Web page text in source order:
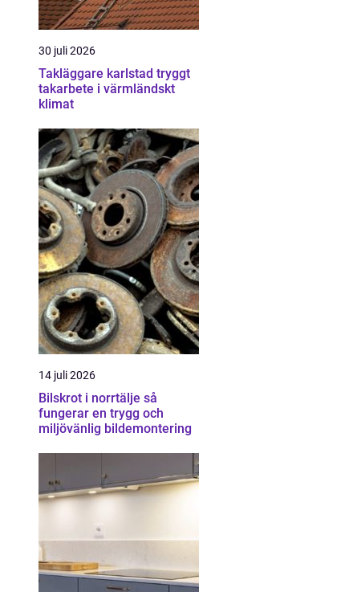
30 juli 2026
Takläggare karlstad tryggt
takarbete i värmländskt
klimat
14 juli 2026
Bilskrot i norrtälje så
fungerar en trygg och
miljövänlig bildemontering